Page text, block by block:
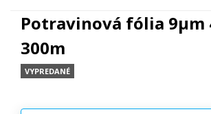
Potravinová fólia 9µm
300m
VYPREDANÉ